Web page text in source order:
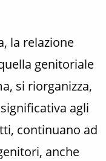
la relazione
genitoriale
si riorganizza,
agli
continuano ad
anche